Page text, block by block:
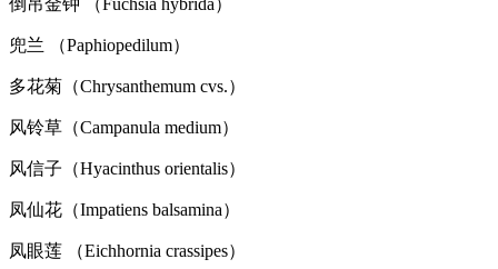
兜兰 （Paphiopedilum）
多花菊（Chrysanthemum cvs.）
风铃草（Campanula medium）
风信子（Hyacinthus orientalis）
凤仙花（Impatiens balsamina）
凤眼莲 （Eichhornia crassipes）